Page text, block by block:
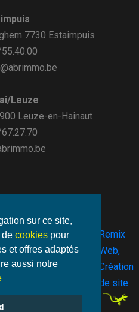
sur ce site,
de cookies pour
et offres adaptés
aussi notre
7730 Estaimpuis
Leuze
Leuze-en-Hainaut
-Cookies
Remix
Web,
Création
de site.